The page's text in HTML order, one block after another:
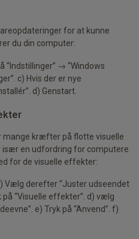
for at kunne
du din computer:
“Indstillinger” → “Windows
c) Hvis der er nye
d) Genstart.
mange kræfter på flotte visuelle
en udfordring for computere
for de visuelle effekter:
Vælg derefter “Juster udseendet
på “Visuelle effekter”. d) vælg
e) Tryk på “Anvend”. f)